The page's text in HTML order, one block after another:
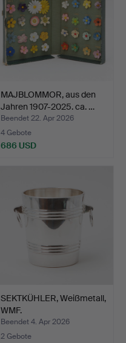
MAJBLOMMOR, aus den
Jahren 1907-2025. ca. …
Beendet 22. Apr 2026
4 Gebote
686 USD
SEKTKÜHLER, Weißmetall,
WMF.
Beendet 4. Apr 2026
2 Gebote